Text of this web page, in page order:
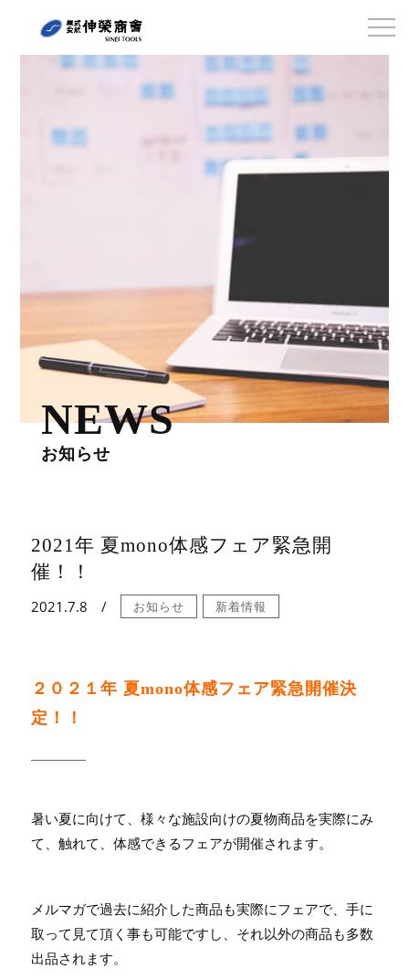
NEWS
お知らせ
2021年 夏mono体感フェア緊急開
催！！
2021.7.8 お知らせ 新着情報
２０２１年 夏mono体感フェア緊急開催決
定！！
暑い夏に向けて、様々な施設向けの夏物商品を実際にみ
て、触れて、体感できるフェアが開催されます。
メルマガで過去に紹介した商品も実際にフェアで、手に
取って見て頂く事も可能ですし、それ以外の商品も多数
出品されます。